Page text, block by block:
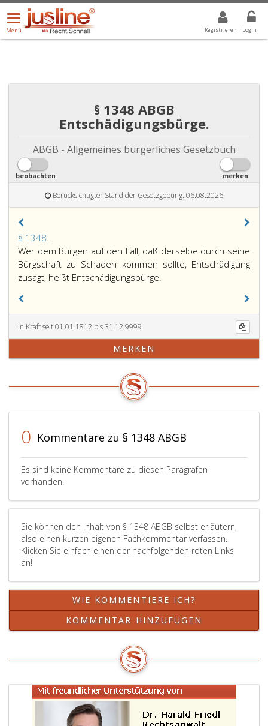
Registrieren Login
Menü
öffnen/schließen
Menü
ALLE DROPDOWN: GEWÄHLTER WERT IST ALLE
§ 1348 ABGB
Entschädigungsbürge.
ABGB - Allgemeines bürgerliches Gesetzbuch
beobachten merken
Berücksichtigter Stand der Gesetzgebung: 06.08.2026
§ 1348.
1348,
Wer dem Bürgen auf den Fall, daß derselbe durch seine
Bürgschaft zu Schaden kommen sollte, Entschädigung
zusagt, heißt Entschädigungsbürge.
In Kraft seit 01.01.1812 bis 31.12.9999
MERKEN
0 Kommentare zu § 1348 ABGB
Es sind keine Kommentare zu diesen Paragrafen
vorhanden.
Sie können den Inhalt von § 1348 ABGB selbst erläutern,
also einen kurzen eigenen Fachkommentar verfassen.
Klicken Sie einfach einen der nachfolgenden roten Links
an!
WIE KOMMENTIERE ICH?
KOMMENTAR HINZUFÜGEN